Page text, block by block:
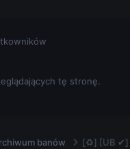
tę stronę.
banów [♻] [UB ✔]